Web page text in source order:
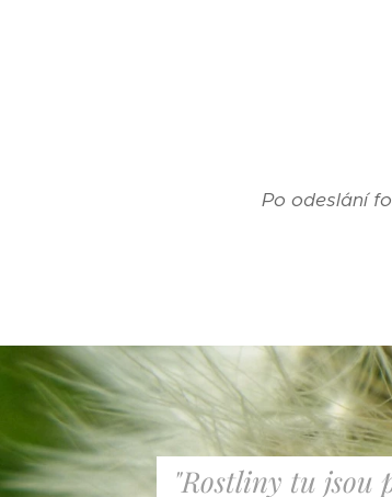
Po odeslání
"Rostliny tu jsou